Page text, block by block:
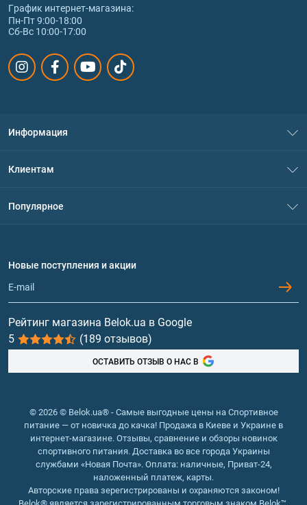
График интернет‑магазина:
Пн-Пт 9:00-18:00
Сб-Вс 10:00-17:00
Информация
Политика конфиденциальности
Обмен и возврат
Клиентам
Популярное
Протеин
Гейнеры
Витамины и минералы
Рыбий жир, жирные кислоты
Новые поступления и акции
Рейтинг магазина Belok.ua в Google
5
(189 отзывов)
ОСТАВИТЬ ОТЗЫВ О НАС В
© 2026 © Belok.ua® - Самые выгодные цены на Спортивное
питание — от новичка до качка! Продажа в Киеве и Украине в
интернет-магазине. Отзывы, сравнение и обзоры новинок
спортивного питания. Доставка во все города Украины
службами «Новая Почта». Оплата: наличные, Приват-24,
наложенный платеж, карты.
Авторские права зерегистрированы и охраняются законом!